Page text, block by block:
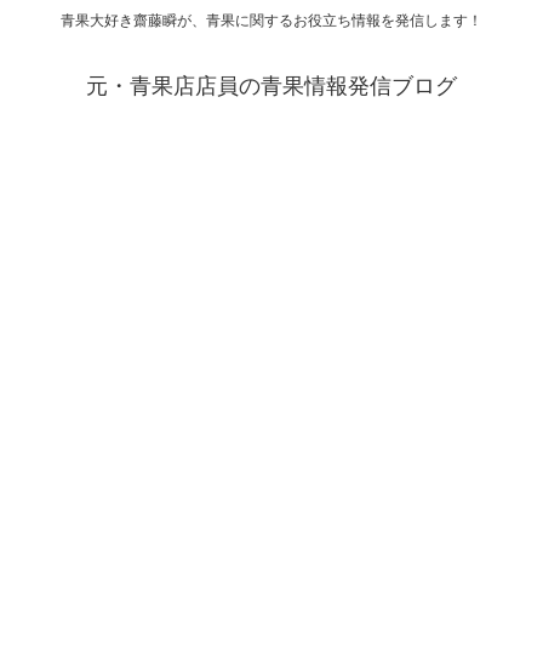
青果大好き齋藤瞬が、青果に関するお役立ち情報を発信します！
元・青果店店員の青果情報発信ブログ